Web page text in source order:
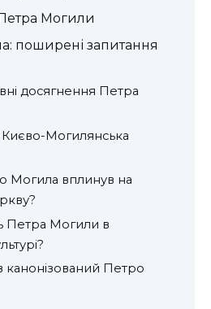
Могили
поширені запитання
досягнення Петра
Могилянська
Могила вплинув на
Петра Могили в
канонізований Петро